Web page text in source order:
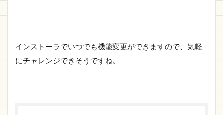
インストーラでいつでも機能変更ができますので、気軽
にチャレンジできそうですね。